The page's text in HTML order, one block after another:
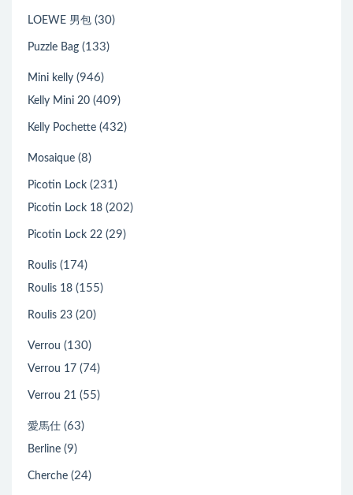
LOEWE 男包 (30)
Puzzle Bag (133)
Mini kelly (946)
Kelly Mini 20 (409)
Kelly Pochette (432)
Mosaique (8)
Picotin Lock (231)
Picotin Lock 18 (202)
Picotin Lock 22 (29)
Roulis (174)
Roulis 18 (155)
Roulis 23 (20)
Verrou (130)
Verrou 17 (74)
Verrou 21 (55)
愛馬仕 (63)
Berline (9)
Cherche (24)